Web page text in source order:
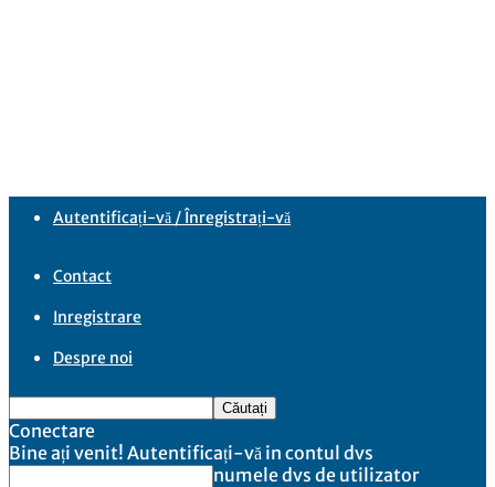
Autentificați-vă / Înregistrați-vă
Contact
Inregistrare
Despre noi
Conectare
Bine ați venit! Autentificați-vă in contul dvs
numele dvs de utilizator